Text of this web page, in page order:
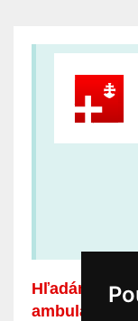
Hľadáme
ambulancie v